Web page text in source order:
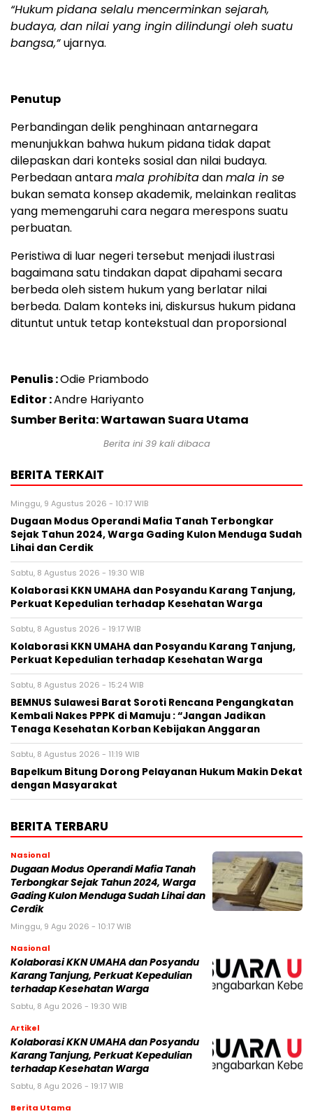
“Hukum pidana selalu mencerminkan sejarah,
budaya, dan nilai yang ingin dilindungi oleh suatu
bangsa,”ujarnya.
Penutup
Perbandingan delik penghinaan antarnegara
menunjukkan bahwa hukum pidana tidak dapat
dilepaskan dari konteks sosial dan nilai budaya.
Perbedaan antaramala prohibitadanmala in se
bukan semata konsep akademik, melainkan realitas
yang memengaruhi cara negara merespons suatu
perbuatan.
Peristiwa di luar negeri tersebut menjadi ilustrasi
bagaimana satu tindakan dapat dipahami secara
berbeda oleh sistem hukum yang berlatar nilai
berbeda. Dalam konteks ini, diskursus hukum pidana
dituntut untuk tetap kontekstual dan proporsional
Penulis :Odie Priambodo
Editor :Andre Hariyanto
Sumber Berita: Wartawan Suara Utama
Berita ini 39kali dibaca
BERITA TERKAIT
Minggu, 9 Agustus 2026 - 10:17 WIB
Dugaan Modus Operandi Mafia Tanah Terbongkar
Sejak Tahun 2024, Warga Gading Kulon Menduga Sudah
Lihai dan Cerdik
Sabtu, 8 Agustus 2026 - 19:30 WIB
Kolaborasi KKN UMAHA dan Posyandu Karang Tanjung,
Perkuat Kepedulian terhadap Kesehatan Warga
Sabtu, 8 Agustus 2026 - 19:17 WIB
Kolaborasi KKN UMAHA dan Posyandu Karang Tanjung,
Perkuat Kepedulian terhadap Kesehatan Warga
Sabtu, 8 Agustus 2026 - 15:24 WIB
BEMNUS Sulawesi Barat Soroti Rencana Pengangkatan
Kembali Nakes PPPK di Mamuju : “Jangan Jadikan
Tenaga Kesehatan Korban Kebijakan Anggaran
Sabtu, 8 Agustus 2026 - 11:19 WIB
Bapelkum Bitung Dorong Pelayanan Hukum Makin Dekat
dengan Masyarakat
BERITA TERBARU
Nasional
Dugaan Modus Operandi Mafia Tanah
Terbongkar Sejak Tahun 2024, Warga
Gading Kulon Menduga Sudah Lihai dan
Cerdik
Minggu, 9 Agu 2026 - 10:17 WIB
Nasional
Kolaborasi KKN UMAHA dan Posyandu
Karang Tanjung, Perkuat Kepedulian
terhadap Kesehatan Warga
Sabtu, 8 Agu 2026 - 19:30 WIB
Artikel
Kolaborasi KKN UMAHA dan Posyandu
Karang Tanjung, Perkuat Kepedulian
terhadap Kesehatan Warga
Sabtu, 8 Agu 2026 - 19:17 WIB
Berita Utama